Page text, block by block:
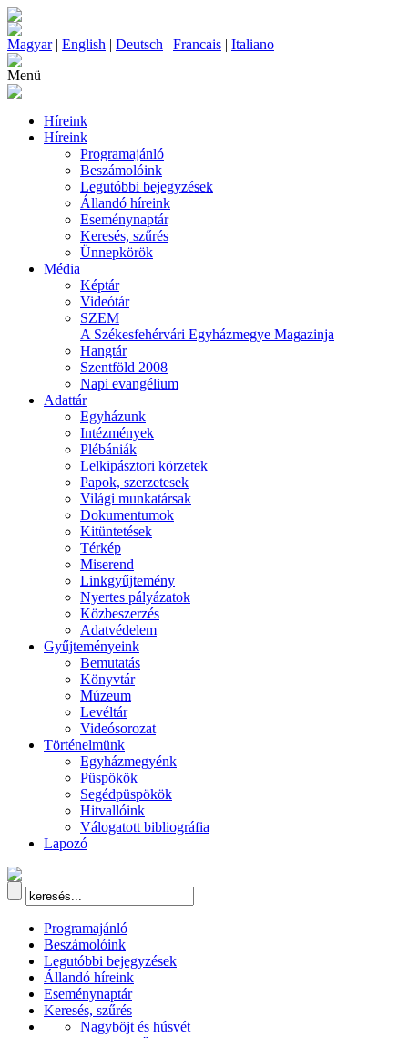
Magyar| English | Deutsch | Francais | Italiano
Menü
Híreink
Híreink
Programajánló
Beszámolóink
Legutóbbi bejegyzések
Állandó híreink
Eseménynaptár
Keresés, szűrés
Ünnepkörök
Média
Képtár
Videótár
SZEM
A Székesfehérvári Egyházmegye Magazinja
Hangtár
Szentföld 2008
Napi evangélium
Adattár
Egyházunk
Intézmények
Plébániák
Lelkipásztori körzetek
Papok, szerzetesek
Világi munkatársak
Dokumentumok
Kitüntetések
Térkép
Miserend
Linkgyűjtemény
Nyertes pályázatok
Közbeszerzés
Adatvédelem
Gyűjteményeink
Bemutatás
Könyvtár
Múzeum
Levéltár
Videósorozat
Történelmünk
Egyházmegyénk
Püspökök
Segédpüspökök
Hitvallóink
Válogatott bibliográfia
Lapozó
Programajánló
Beszámolóink
Legutóbbi bejegyzések
Állandó híreink
Eseménynaptár
Keresés, szűrés
Nagyböjt és húsvét